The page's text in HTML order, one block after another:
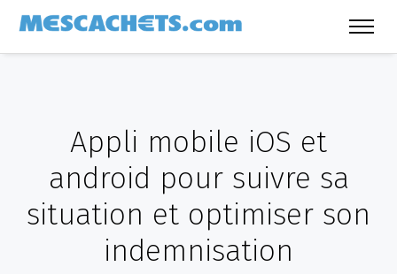
Appli mobile iOS et
android pour suivre sa
situation et optimiser son
indemnisation